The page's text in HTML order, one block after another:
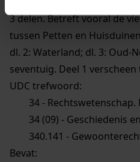
3 delen. Betreft vooral de
tussen Petten en
dl. 2: Waterland; dl. 3: Oud-
seventuig. Deel 1
UDC trefwoord:
34 - Rechtswetenschap.
34 (09) - Geschiedenis
340.141 -
Bevat: